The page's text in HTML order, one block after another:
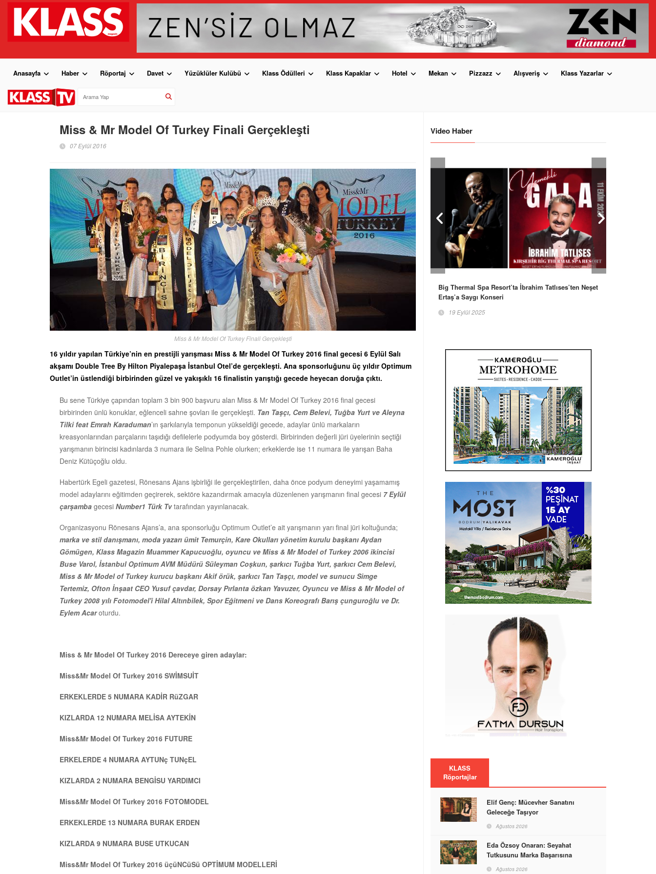
Anasayfa Haber Röportaj Davet Yüzüklüler Kulübü Klass Ödülleri Klass Kapaklar Hotel Mekan Pizzazz Alışveriş Klass Yazarlar
Miss & Mr Model Of Turkey Finali Gerçekleşti
07 Eylül 2016
Miss & Mr Model Of Turkey Finali Gerçekleşti
16 yıldır yapılan Türkiye’nin en prestijli yarışması Miss & Mr Model Of Turkey 2016 final gecesi 6 Eylül Salı
akşamı Double Tree By Hilton Piyalepaşa İstanbul Otel’de gerçekleşti. Ana sponsorluğunu üç yıldır Optimum
Outlet’in üstlendiği birbirinden güzel ve yakışıklı 16 finalistin yarıştığı gecede heyecan doruğa çıktı.
Bu sene Türkiye çapından toplam 3 bin 900 başvuru alan Miss & Mr Model Of Turkey 2016 final gecesi
birbirinden ünlü konuklar, eğlenceli sahne şovları ile gerçekleşti. Tan Taşçı, Cem Belevi, Tuğba Yurt ve Aleyna
Tilki feat Emrah Karaduman’ın şarkılarıyla temponun yükseldiği gecede, adaylar ünlü markaların
kreasyonlarından parçalarını taşıdığı defilelerle podyumda boy gösterdi. Birbirinden değerli jüri üyelerinin seçtiği
yarışmanın birincisi kadınlarda 3 numara ile Selina Pohle olurken; erkeklerde ise 11 numara ile yarışan Baha
Deniz Kütüçoğlu oldu.
Habertürk Egeli gazetesi, Rönesans Ajans işbirliği ile gerçekleştirilen, daha önce podyum deneyimi yaşamamış
model adaylarını eğitimden geçirerek, sektöre kazandırmak amacıyla düzenlenen yarışmanın final gecesi 7 Eylül
çarşamba gecesi Number1 Türk Tvtarafından yayınlanacak.
Organizasyonu Rönesans Ajans’a, ana sponsorluğu Optimum Outlet’e ait yarışmanın yarı final jüri koltuğunda;
marka ve stil danışmanı, moda yazarı ümit Temurçin, Kare Okulları yönetim kurulu başkanı Aydan
Gömügen, Klass Magazin Muammer Kapucuoğlu, oyuncu ve Miss & Mr Model of Turkey 2006 ikincisi
Buse Varol, İstanbul Optimum AVM Müdürü Süleyman Coşkun, şarkıcı Tuğba Yurt, şarkıcı Cem Belevi,
Miss & Mr Model of Turkey kurucu başkanı Akif örük, şarkıcı Tan Taşçı, model ve sunucu Simge
Tertemiz, Ofton İnşaat CEO Yusuf çavdar, Dorsay Pırlanta özkan Yavuzer, Oyuncu ve Miss & Mr Model of
Turkey 2008 yılı Fotomodel'i Hilal Altınbilek, Spor Eğitmeni ve Dans Koreografı Barış çunguroğlu ve Dr.
Eylem Acaroturdu.
Miss & Mr Model Of Turkey 2016 Dereceye giren adaylar:
Miss&Mr Model Of Turkey 2016 SWİMSUİT
ERKEKLERDE 5 NUMARA KADİR RüZGAR
KIZLARDA 12 NUMARA MELİSA AYTEKİN
Miss&Mr Model Of Turkey 2016 FUTURE
ERKELERDE 4 NUMARA AYTUNç TUNçEL
KIZLARDA 2 NUMARA BENGİSU YARDIMCI
Miss&Mr Model Of Turkey 2016 FOTOMODEL
ERKEKLERDE 13 NUMARA BURAK ERDEN
KIZLARDA 9 NUMARA BUSE UTKUCAN
Miss&Mr Model Of Turkey 2016 üçüNCüSü OPTİMUM MODELLERİ
Video Haber
Big Thermal Spa Resort’ta İbrahim Tatlıses’ten Neşet
Ertaş’a Saygı Konseri
19 Eylül 2025
KLASS
Röportajlar
Elif Genç: Mücevher Sanatını
Geleceğe Taşıyor
Ağustos 2026
Eda Özsoy Onaran: Seyahat
Tutkusunu Marka Başarısına
Ağustos 2026